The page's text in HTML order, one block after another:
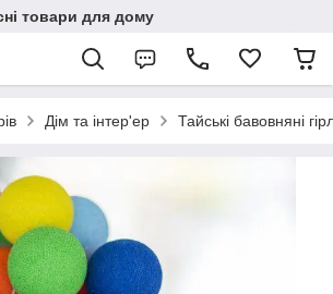
товари для дому
Дім та інтер'ер Тайські бавовняні